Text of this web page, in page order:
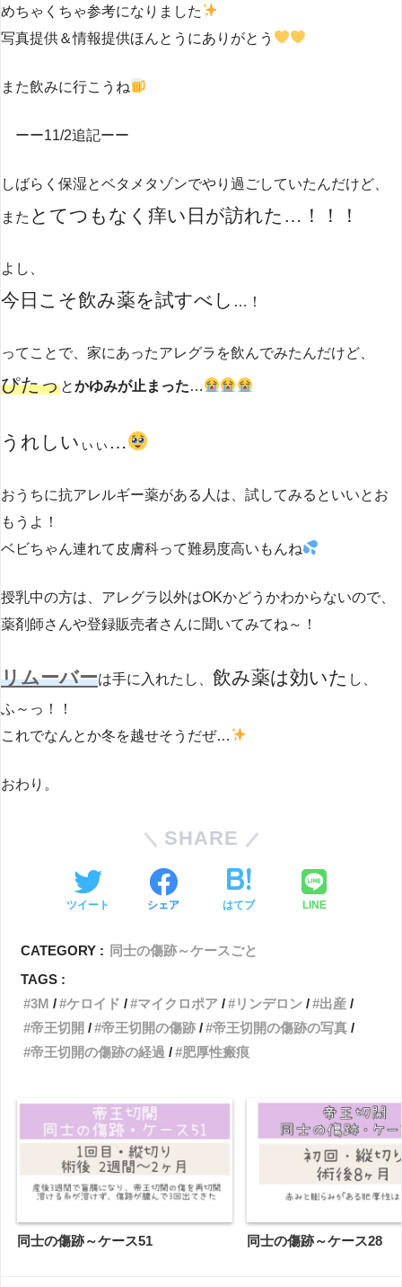
めちゃくちゃ参考になりました
写真提供＆情報提供ほんとうにありがとう
また飲みに行こうね
ーー11/2追記ーー
しばらく保湿とベタメタゾンでやり過ごしていたんだけど、
また とてつもなく痒い日が訪れた…！！！
よし、
今日こそ飲み薬を試すべし …！
ってことで、家にあったアレグラを飲んでみたんだけど、
ぴたっとかゆみが止まった…
うれしい ぃぃ …
おうちに抗アレルギー薬がある人は、試してみるといいとお
もうよ！
ベビちゃん連れて皮膚科って難易度高いもんね
授乳中の方は、アレグラ以外はOKかどうかわからないので、
薬剤師さんや登録販売者さんに聞いてみてね～！
リムーバーは手に入れたし、 飲み薬は効いた し、
ふ～っ！！
これでなんとか冬を越せそうだぜ…
おわり。
SHARE
ツイート シェア はてブ LINE
CATEGORY : 同士の傷跡～ケースごと
TAGS :
3M
ケロイド マイクロポア リンデロン
出産
帝王切開
帝王切開の傷跡
帝王切開の傷跡の写真
帝王切開の傷跡の経過
肥厚性瘢痕
同士の傷跡～ケース51 同士の傷跡～ケース28